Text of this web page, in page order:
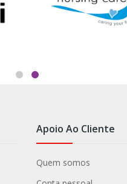
Apoio Ao Cliente
Quem somos